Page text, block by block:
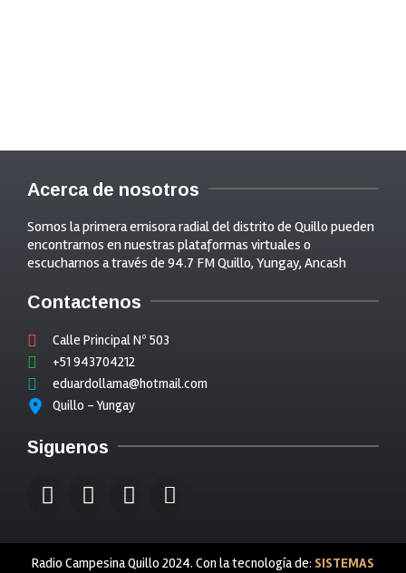
Acerca de nosotros
Somos la primera emisora radial del distrito de Quillo pueden
encontrarnos en nuestras plataformas virtuales o
escucharnos a través de 94.7 FM Quillo, Yungay, Ancash
Contactenos
Calle Principal Nº 503
+51 943704212
eduardollama@hotmail.com
Quillo - Yungay
Siguenos
Radio Campesina Quillo 2024. Con la tecnología de: SISTEMAS